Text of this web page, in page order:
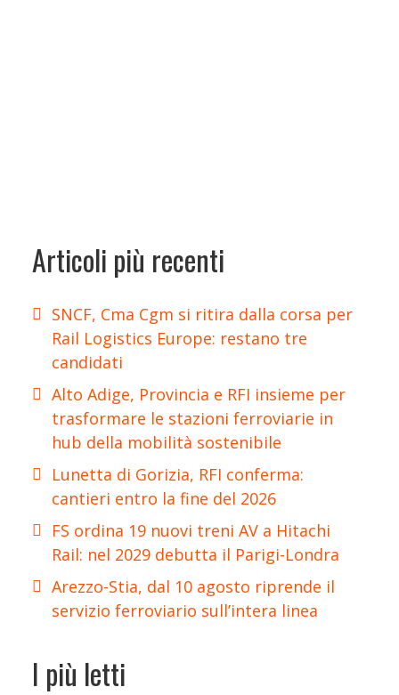
Articoli più recenti
SNCF, Cma Cgm si ritira dalla corsa per
Rail Logistics Europe: restano tre
candidati
Alto Adige, Provincia e RFI insieme per
trasformare le stazioni ferroviarie in
hub della mobilità sostenibile
Lunetta di Gorizia, RFI conferma:
cantieri entro la fine del 2026
FS ordina 19 nuovi treni AV a Hitachi
Rail: nel 2029 debutta il Parigi-Londra
Arezzo-Stia, dal 10 agosto riprende il
servizio ferroviario sull’intera linea
I più letti